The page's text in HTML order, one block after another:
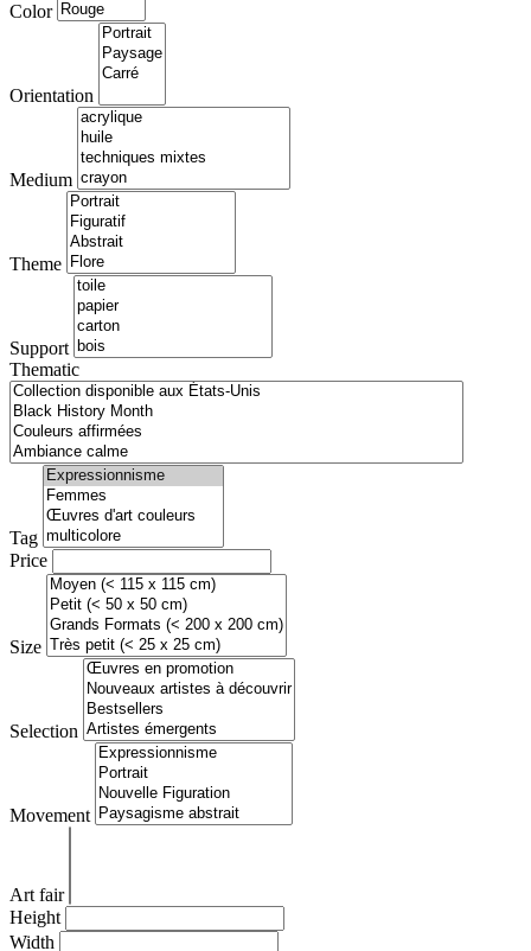
Color
Orientation
Medium
Theme
Support
Thematic
Tag
Price
Size
Selection
Movement
Art fair
Height
Width